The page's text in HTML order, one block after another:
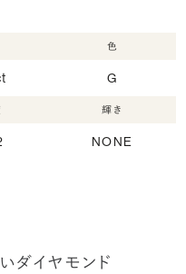
色
G
輝き
NONE
ダイヤモンド